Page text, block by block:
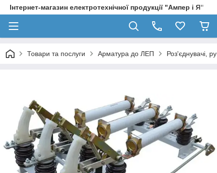
Інтернет-магазин електротехнічної продукції "Ампер і Я"
Товари та послуги Арматура до ЛЕП Роз'єднувачі,